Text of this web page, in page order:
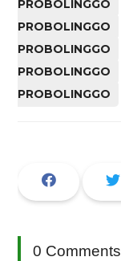
PROBOLINGGO
PROBOLINGGO
PROBOLINGGO
PROBOLINGGO
PROBOLINGGO
0 Comments